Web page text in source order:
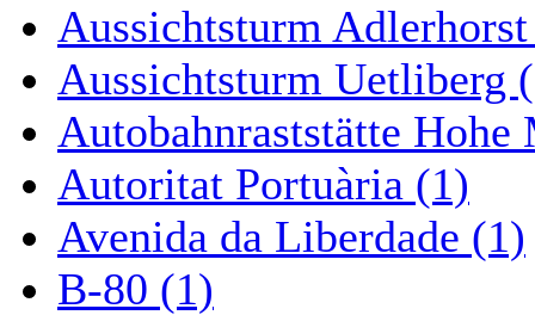
Aussichtsturm
Aussichtsturm Uetliberg
Autobahnraststätte Hohe
Autoritat Portuària (1)
Avenida da Liberdade (1)
B-80 (1)